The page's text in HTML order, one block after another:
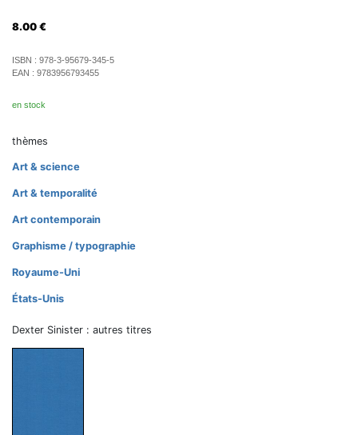
8.00 €
ISBN : 978-3-95679-345-5
EAN : 9783956793455
en stock
thèmes
Art & science
Art & temporalité
Art contemporain
Graphisme / typographie
Royaume-Uni
États-Unis
Dexter Sinister : autres titres